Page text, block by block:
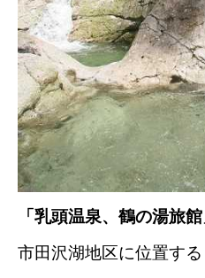
「乳頭温泉、鶴の湯旅館
市田沢湖地区に位置す